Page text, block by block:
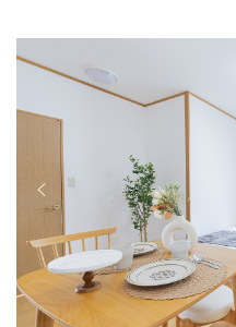
お問合せ
特定商取引法に基づく表記